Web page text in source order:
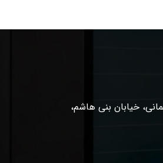
خیابان بنی هاشم،